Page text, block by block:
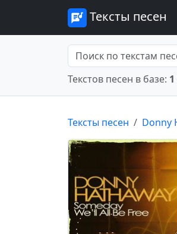
Тексты песен
Текстов песен в базе:
Тексты песен Donny